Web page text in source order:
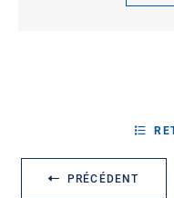
PRÉCÉDENT